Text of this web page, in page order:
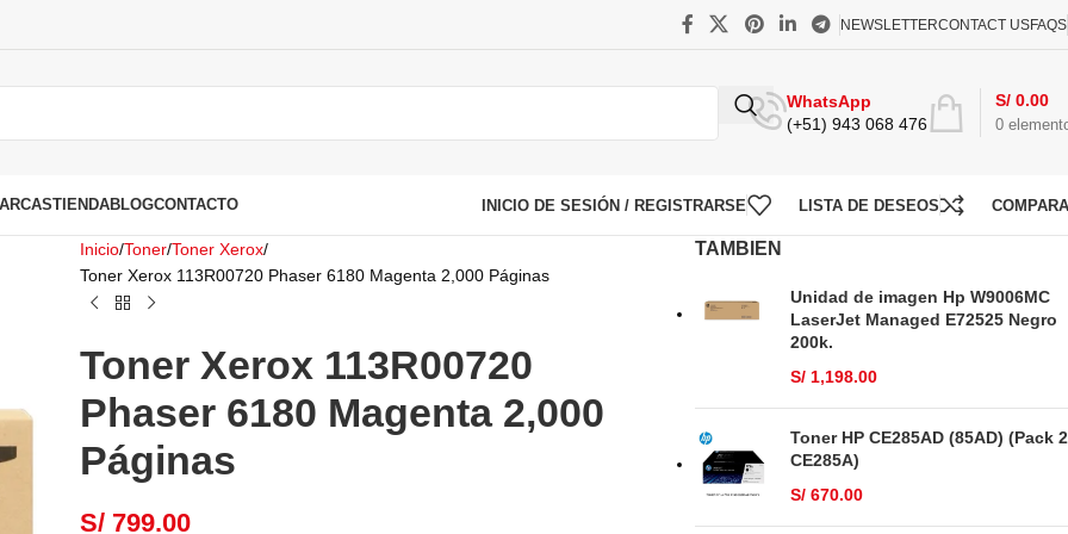
NEWSLETTERCONTACT USFAQS
WhatsApp
(+51) 943 068 476
0
S/ 0.00
TIENDABLOGCONTACTO INICIO DE SESIÓN / REGISTRARSE LISTA DE DESEOS
Inicio Toner Toner Xerox
Toner Xerox 113R00720 Phaser 6180 Magenta 2,000 Páginas
Toner Xerox 113R00720
Phaser 6180 Magenta 2,000
Páginas
S/ 799.00
TAMBIEN
Unidad de imagen Hp W9006MC
LaserJet Managed E72525 Negro
200k.
S/1,198.00
Toner HP CE285AD (85AD) (Pack 2
CE285A)
S/670.00